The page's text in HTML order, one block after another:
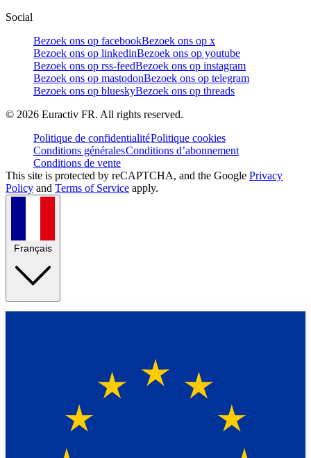
Social
Bezoek ons op facebookBezoek ons op x
Bezoek ons op linkedinBezoek ons op youtube
Bezoek ons op rss-feedBezoek ons op instagram
Bezoek ons op mastodonBezoek ons op telegram
Bezoek ons op blueskyBezoek ons op threads
© 2026 Euractiv FR. All rights reserved.
Politique de confidentialitéPolitique cookies
Conditions généralesConditions d’abonnement
Conditions de vente
This site is protected by reCAPTCHA, and the Google Privacy
Policy and Terms of Service apply.
Français